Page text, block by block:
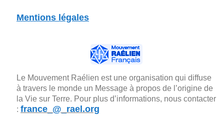
Mentions légales
Le Mouvement Raélien est une organisation qui diffuse
à travers le monde un Message à propos de l’origine de
la Vie sur Terre. Pour plus d’informations, nous contacter
: france_@_rael.org